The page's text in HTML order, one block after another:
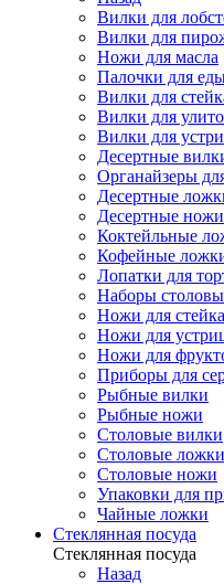
Вилки для
Вилки для
Ножи для масла
Палочки для
Вилки для
Вилки для
Вилки для
Десертные
Органайзеры
Десертные
Десертные ножи
Коктейльные
Кофейные
Лопатки для
Наборы
Ножи для стейка
Ножи для
Ножи для
Приборы для
Рыбные вилки
Рыбные ножи
Столовые вилки
Столовые ложки
Столовые ножи
Упаковки для
Чайные ложки
Стеклянная посуда
Стеклянная посуда
Назад